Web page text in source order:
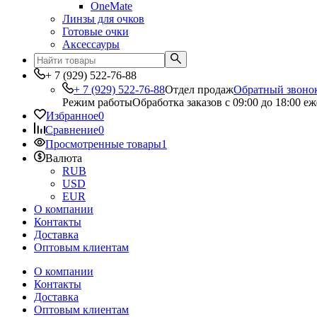
OneMate
Линзы для очков
Готовые очки
Аксессауры
+ 7 (929) 522-76-88
+ 7 (929) 522-76-88Отдел продажОбратный
Режим работыОбработка заказов с 09:00 до 18:00
Избранное0
Сравнение0
Просмотренные товары1
Валюта
RUB
USD
EUR
О компании
Контакты
Доставка
Оптовым клиентам
О компании
Контакты
Доставка
Оптовым клиентам